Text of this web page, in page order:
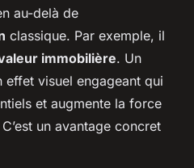
au-delà de
classique. Par exemple, il
immobilière. Un
visuel engageant qui
et augmente la force
un avantage concret